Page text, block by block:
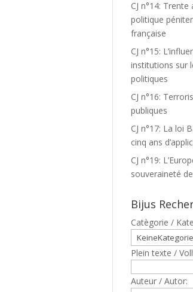
CJ n°14: Trente
politique
française
CJ n°15:
institutions sur
politiques
CJ n°16:
publiques
CJ n°17: La loi
cinq ans
CJ n°19:
souveraineté
Bijus
Catègorie /
Plein texte /
Auteur / Autor: